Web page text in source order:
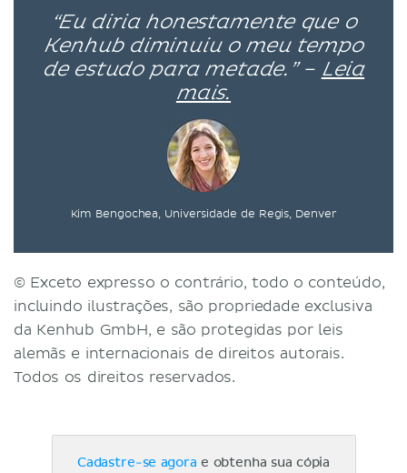
“Eu diria honestamente que o
Kenhub diminuiu o meu tempo
de estudo para metade.” – Leia
mais.
Kim Bengochea, Universidade de Regis, Denver
© Exceto expresso o contrário, todo o conteúdo,
incluindo ilustrações, são propriedade exclusiva
da Kenhub GmbH, e são protegidas por leis
alemãs e internacionais de direitos autorais.
Todos os direitos reservados.
Cadastre-se agora e obtenha sua cópia